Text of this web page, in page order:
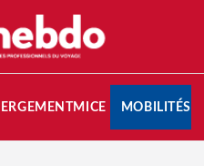
MICE MOBILITÉS